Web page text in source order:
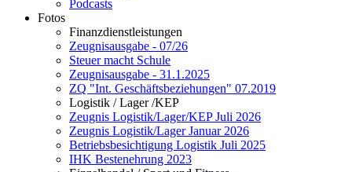
Podcasts
Fotos
Finanzdienstleistungen
Zeugnisausgabe - 07/26
Steuer macht Schule
Zeugnisausgabe - 31.1.2025
ZQ "Int. Geschäftsbeziehungen" 07.2019
Logistik / Lager /KEP
Zeugnis Logistik/Lager/KEP Juli 2026
Zeugnis Logistik/Lager Januar 2026
Betriebsbesichtigung Logistik Juli 2025
IHK Bestenehrung 2023